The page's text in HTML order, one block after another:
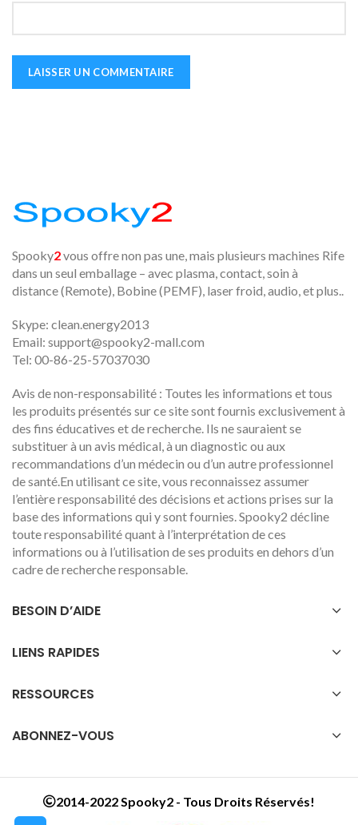
Spooky2vous offre non pas une, mais plusieurs machines Rife
dans un seul emballage – avec plasma, contact, soin à
distance (Remote), Bobine (PEMF), laser froid, audio, et plus..
Skype: clean.energy2013
Email: support@spooky2-mall.com
Tel: 00-86-25-57037030
Avis de non-responsabilité : Toutes les informations et tous
les produits présentés sur ce site sont fournis exclusivement à
des fins éducatives et de recherche. Ils ne sauraient se
substituer à un avis médical, à un diagnostic ou aux
recommandations d’un médecin ou d’un autre professionnel
de santé.En utilisant ce site, vous reconnaissez assumer
l’entière responsabilité des décisions et actions prises sur la
base des informations qui y sont fournies. Spooky2 décline
toute responsabilité quant à l’interprétation de ces
informations ou à l’utilisation de ses produits en dehors d’un
cadre de recherche responsable.
BESOIN D’AIDE
LIENS RAPIDES
RESSOURCES
ABONNEZ-VOUS
2014-2022 Spooky2 - Tous Droits Réservés!